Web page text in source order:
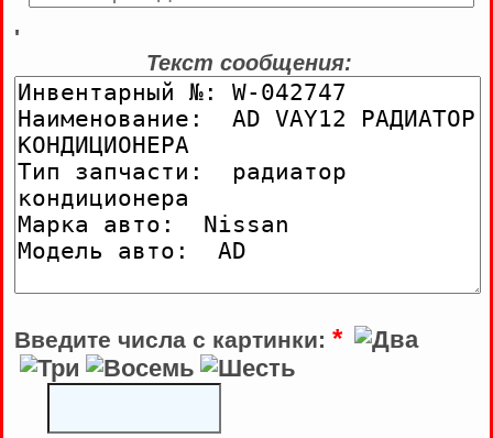
'
Текст сообщения:
Введите числа с картинки: *